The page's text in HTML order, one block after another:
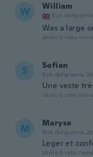
W William
Rok
Was a large
około 5 roku temu
S Sofian
Rok dołączenia
Une veste
około 5 roku temu
M Maryse
Rok dołączenia
Leger et
około 5 roku temu